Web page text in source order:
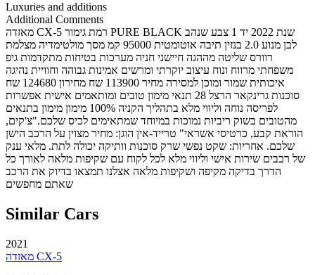
Luxuries and additions
Additional Comments
מאזדה CX-5 רמת גימור PURE BLACK שנת 2022 יד 1 צבע שנהב
לבן מנוע 2.0 בנזין תיבה אוטומטית 95000 קמ מסך מולטימדיה מצלמת
רוורס שליטה מההגה חיישני חניה מערכות בטיחות מתקדמות גיפ
משפחתי מרווח ונוח עיצוב יוקרתי ומרשים אמינות גבוהה וחוויית נהיגה
איכותית שמור ומוכן למסירה מחיר 113900 שח מחירון 124680 שח
סוכנות גרינקאר הרצל 28 תנאי מימון טובים ומותאמים אישית אפשרות
לפריסה נוחה וליווי מלא בתהליך הקניה 100% מימון מימון בתנאים
מהטובים בשוק ריביות נמוכות במיוחד שמתאימים לכיס שלכם."צ'קים,
הוראת קבע, כרטיסי אשראי" טרייד-אין הוגן: מחיר מצוין על הרכב הישן
שלכם. אחריות: שקט נפשי שרק סוכנות וותיקה יכולה לתת. מלאי ענק
של רכבים שירות אישי וליווי מלא לכל לקוח עם שקיפות מלאה לאורך כל
הדרך בדיקה מקיפה ושקיפות מלאה אצלנו תמצאו בדיוק את הרכב
שאתם מחפשים
Similar Cars
2021
מאזדה CX-5